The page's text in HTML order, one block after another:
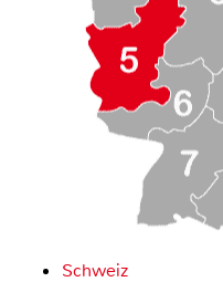
Schweiz